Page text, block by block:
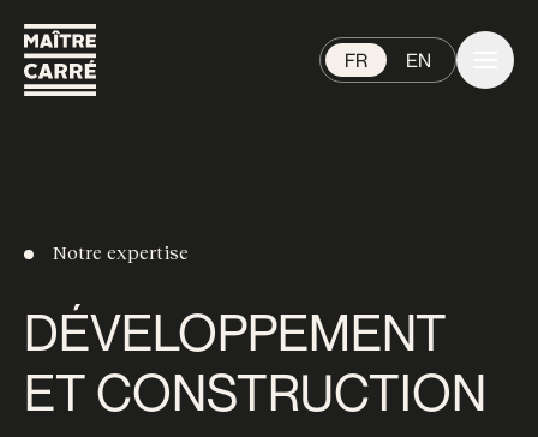
FR EN
Notre expertise
DÉVELOPPEMENT
ET CONSTRUCTION